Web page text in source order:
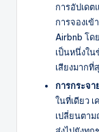
การอัปเด
การจองเ
Airbnb โด
เป็นหนึ่งใ
เสียงมากที่
การกระจา
ในที่เดียว
เปลี่ยนตา